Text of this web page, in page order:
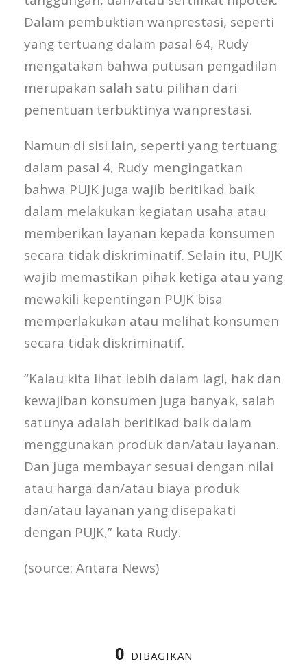
Dalam pembuktian wanprestasi, seperti
yang tertuang dalam pasal 64, Rudy
mengatakan bahwa putusan pengadilan
merupakan salah satu pilihan dari
penentuan terbuktinya wanprestasi.
Namun di sisi lain, seperti yang tertuang
dalam pasal 4, Rudy mengingatkan
bahwa PUJK juga wajib beritikad baik
dalam melakukan kegiatan usaha atau
memberikan layanan kepada konsumen
secara tidak diskriminatif. Selain itu, PUJK
wajib memastikan pihak ketiga atau yang
mewakili kepentingan PUJK bisa
memperlakukan atau melihat konsumen
secara tidak diskriminatif.
“Kalau kita lihat lebih dalam lagi, hak dan
kewajiban konsumen juga banyak, salah
satunya adalah beritikad baik dalam
menggunakan produk dan/atau layanan.
Dan juga membayar sesuai dengan nilai
atau harga dan/atau biaya produk
dan/atau layanan yang disepakati
dengan PUJK,” kata Rudy.
(source: Antara News)
0 DIBAGIKAN